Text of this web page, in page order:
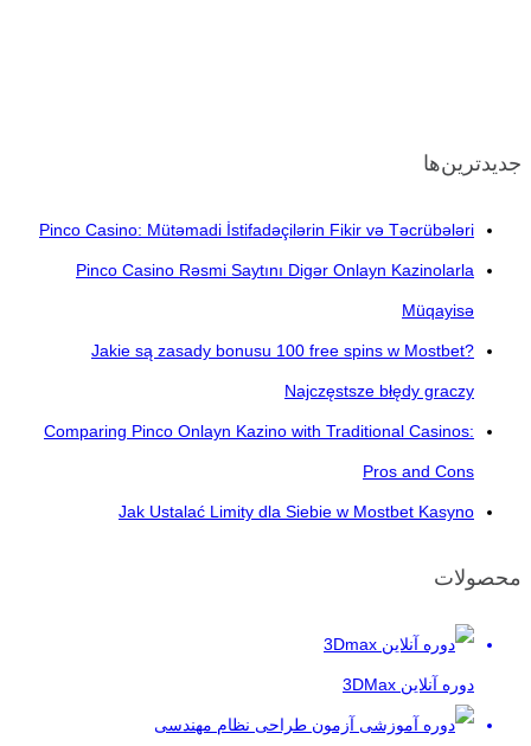
جدیدترین‌ها
Pinco Casino: Mütəmadi İstifadəçilərin Fikir və Təcrübələri
Pinco Casino Rəsmi Saytını Digər Onlayn Kazinolarla
Müqayisə
Jakie są zasady bonusu 100 free spins w Mostbet?
Najczęstsze błędy graczy
Comparing Pinco Onlayn Kazino with Traditional Casinos:
Pros and Cons
Jak Ustalać Limity dla Siebie w Mostbet Kasyno
محصولات
دوره آنلاین 3DMax